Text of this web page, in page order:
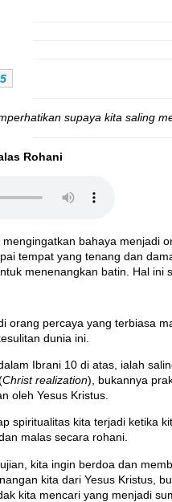
supaya kita saling
Rohani
bahaya menjadi
tempat yang tenang dan
menenangkan batin. Hal ini
orang percaya yang terbiasa
dunia ini.
Ibrani 10 di atas, ialah
Christ realization), bukannya
oleh Yesus Kristus.
spiritualitas kita terjadi ketika
malas secara rohani.
kita ingin berdoa dan
kita dari Yesus Kristus,
kita mencari yang menjadi